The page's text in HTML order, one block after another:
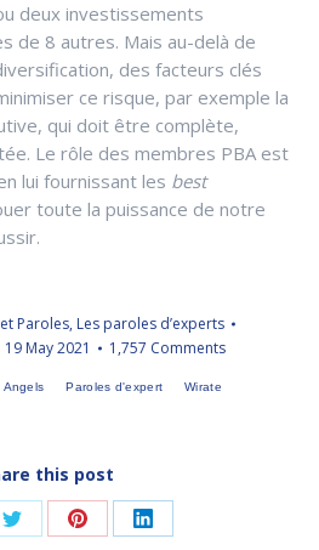
deux investissements
de 8 autres. Mais au-delà de
des facteurs clés
ce risque, par exemple la
qui doit être complète,
Le rôle des membres PBA est
lui fournissant les best
toute la puissance de notre
Paroles, Les paroles d’experts
19 May 2021
1,757 Comments
Angels Paroles d'expert Wirate
this post
Share Share Share